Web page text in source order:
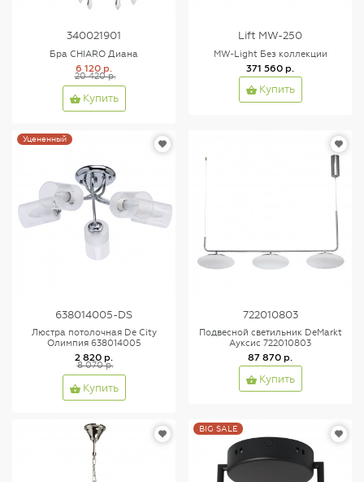
340021901
Бра CHIARO Диана
6 120 р.
20 420 р.
Купить
Lift MW-250
MW-Light Без коллекции
371 560 р.
Купить
Уцененный
638014005-DS
Люстра потолочная De City
Олимпия 638014005
2 820 р.
8 070 р.
Купить
722010803
Подвесной светильник DeMarkt
Ауксис 722010803
87 870 р.
Купить
BIG SALE